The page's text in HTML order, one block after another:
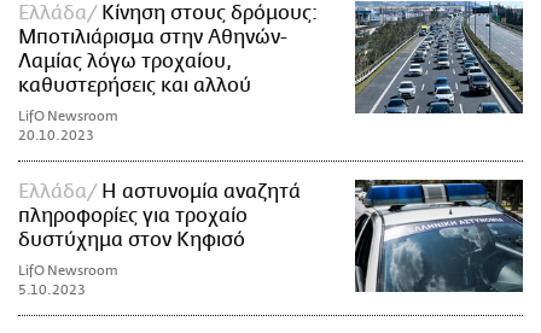
Ελλάδα
Κίνηση στους δρόμους:
Μποτιλιάρισμα στην Αθηνών-
Λαμίας λόγω τροχαίου,
καθυστερήσεις και αλλού
LifO Newsroom
20.10.2023
Ελλάδα
Η αστυνομία αναζητά
πληροφορίες για τροχαίο
δυστύχημα στον Κηφισό
LifO Newsroom
5.10.2023